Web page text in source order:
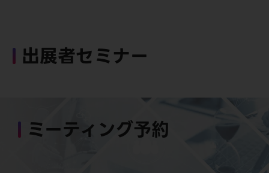
出展者セミナー
ミーティング予約